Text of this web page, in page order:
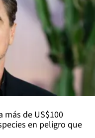
más de US$100
en peligro que